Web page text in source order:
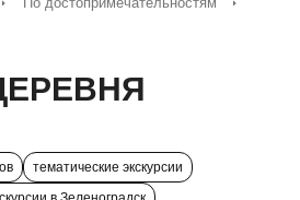
тематические экскурсии